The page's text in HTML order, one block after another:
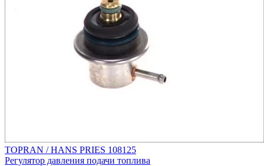
TOPRAN / HANS PRIES 108125
Регулятор давления подачи топлива